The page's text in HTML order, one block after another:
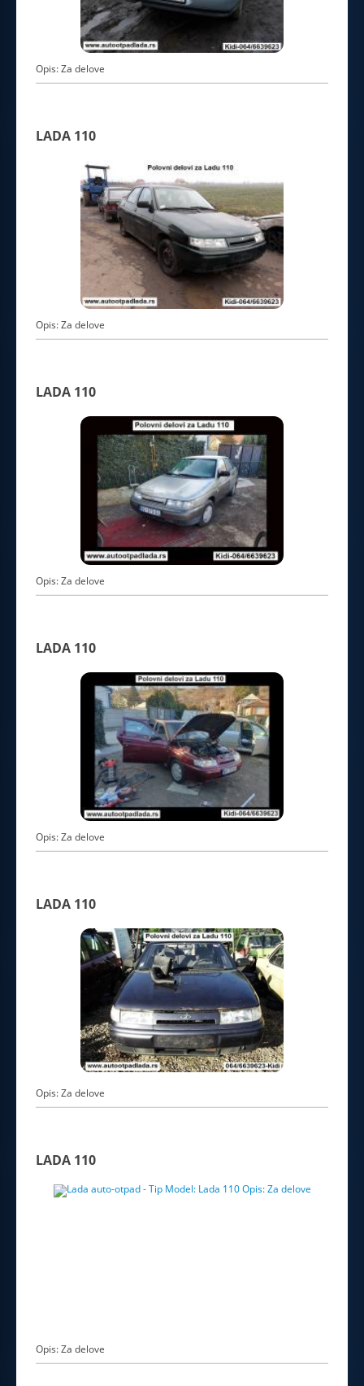
Opis: Za delove
LADA 110
Opis: Za delove
LADA 110
Opis: Za delove
LADA 110
Opis: Za delove
LADA 110
Opis: Za delove
LADA 110
Opis: Za delove